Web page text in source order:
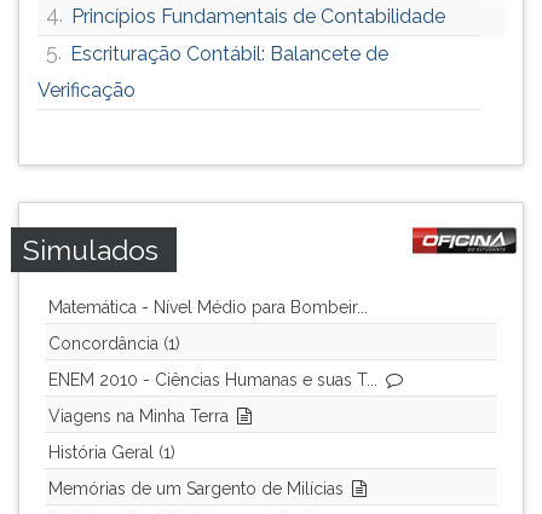
4. Princípios Fundamentais de Contabilidade
5. Escrituração Contábil: Balancete de
Verificação
Simulados
Matemática - Nível Médio para Bombeir...
Concordância (1)
ENEM 2010 - Ciências Humanas e suas T...
Viagens na Minha Terra
História Geral (1)
Memórias de um Sargento de Milícias